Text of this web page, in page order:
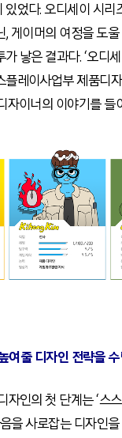
있었다. 오디세이 시리
, 게이머의 여정을 도
낳은 결과다. ‘오디
레이사업부 제품디
자이너의 이야기를 들
여줄 디자인 전략을
자인의 첫 단계는 ‘스
을 사로잡는 디자인